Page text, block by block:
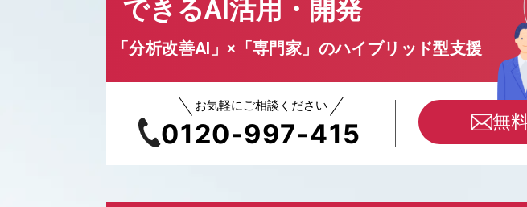
できるAI活用・開発
「分析改善AI」×「専門家」のハイブリッド型支援
お気軽にご相談ください
0120-997-415 無